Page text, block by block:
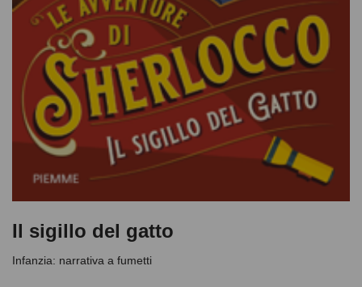
Il sigillo del gatto
Infanzia: narrativa a fumetti